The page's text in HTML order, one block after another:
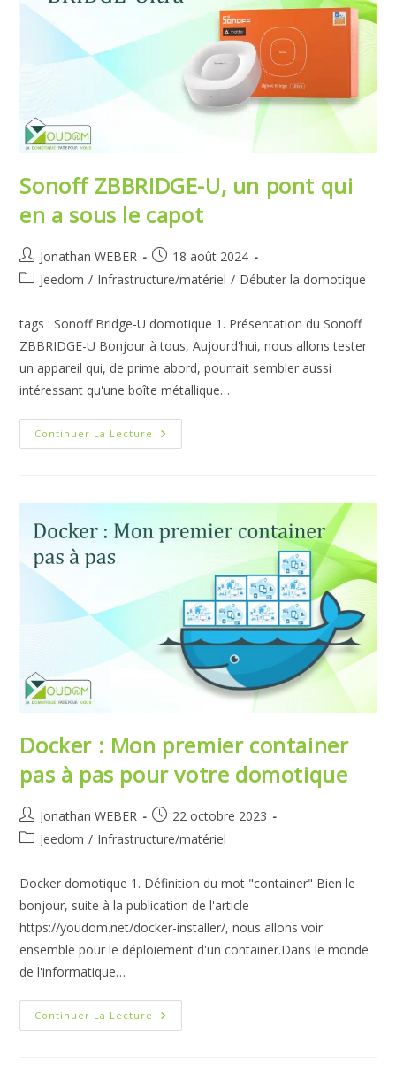
Sonoff ZBBRIDGE-U, un pont qui
en a sous le capot
Auteur/autrice
de
Jonathan WEBER
Publication
publiée :
18 août 2024
PostJeedom / Infrastructure/matériel / Débuter la domotique
tags : Sonoff Bridge-U domotique 1. Présentation du Sonoff
ZBBRIDGE-U Bonjour à tous, Aujourd'hui, nous allons tester
un appareil qui, de prime abord, pourrait sembler aussi
intéressant qu'une boîte métallique…
Continuer La Lecture Sonoff
ZBBRIDGE-
En
Sous
Le
Docker : Mon premier container
pas à pas pour votre domotique
Auteur/autrice
de
Jonathan WEBER
Publication
publiée :
22 octobre 2023
PostJeedom / Infrastructure/matériel
Docker domotique 1. Définition du mot "container" Bien le
bonjour, suite à la publication de l'article
https://youdom.net/docker-installer/, nous allons voir
ensemble pour le déploiement d'un container.Dans le monde
de l'informatique…
Continuer La Lecture Docker
: